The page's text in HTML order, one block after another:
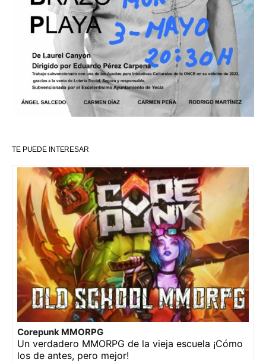
TE PUEDE INTERESAR
Corepunk MMORPG
Un verdadero MMORPG de la vieja escuela ¡Cómo
los de antes, pero mejor!